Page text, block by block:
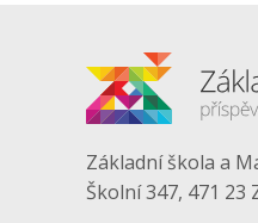
Základní škola a
Školní 347, 471 23